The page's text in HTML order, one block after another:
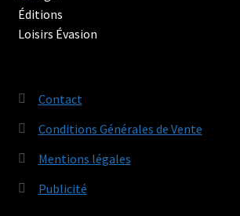
Contact
Conditions Générales de Vente
Mentions légales
Publicité